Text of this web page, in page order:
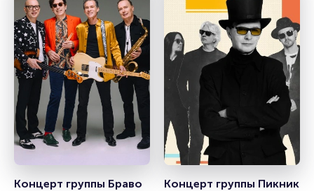
Концерт группы Браво Концерт группы Пикник